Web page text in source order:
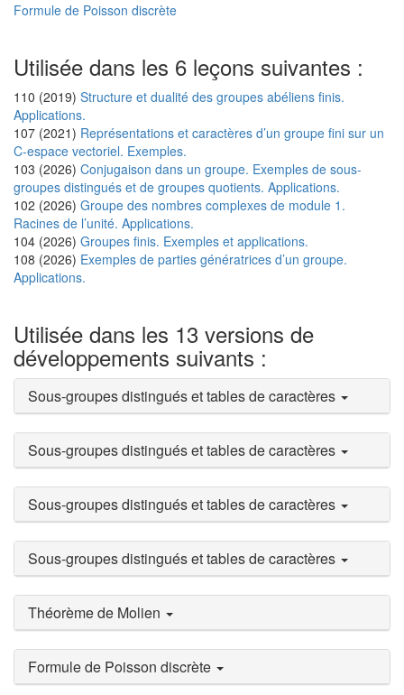
Formule de Poisson discrète
Utilisée dans les 6 leçons suivantes :
110 (2019) Structure et dualité des groupes abéliens finis.
Applications.
107 (2021) Représentations et caractères d’un groupe fini sur un
C-espace vectoriel. Exemples.
103 (2026) Conjugaison dans un groupe. Exemples de sous-
groupes distingués et de groupes quotients. Applications.
102 (2026) Groupe des nombres complexes de module 1.
Racines de l’unité. Applications.
104 (2026) Groupes finis. Exemples et applications.
108 (2026) Exemples de parties génératrices d’un groupe.
Applications.
Utilisée dans les 13 versions de
développements suivants :
Sous-groupes distingués et tables de caractères
Sous-groupes distingués et tables de caractères
Sous-groupes distingués et tables de caractères
Sous-groupes distingués et tables de caractères
Théorème de Molien
Formule de Poisson discrète